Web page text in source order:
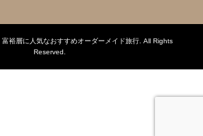
裕層に人気なおすすめオーダーメイド旅行. All Rights
Reserved.